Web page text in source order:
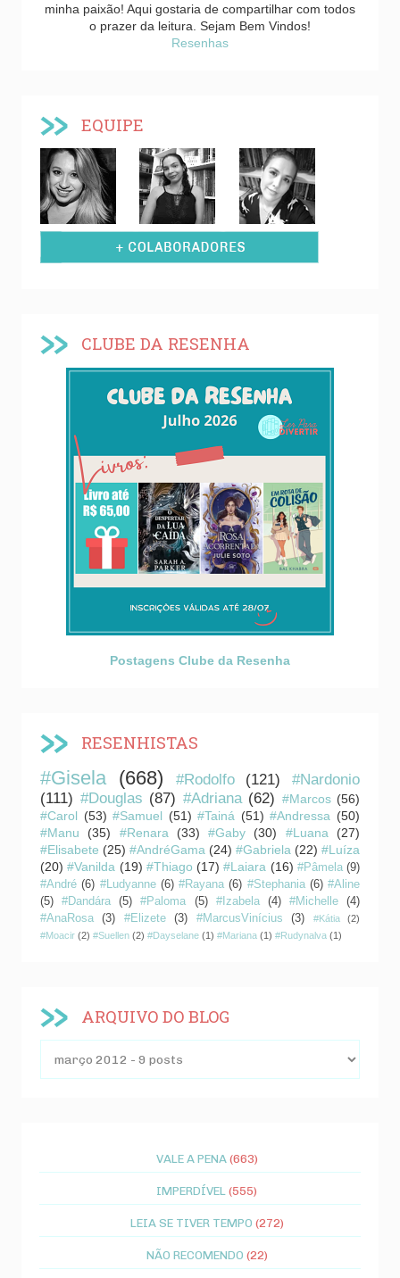
minha paixão! Aqui gostaria de compartilhar com todos
o prazer da leitura. Sejam Bem Vindos!
Resenhas
EQUIPE
CLUBE DA RESENHA
Postagens Clube da Resenha
RESENHISTAS
#Gisela (668) #Rodolfo (121)
#Nardonio
(111) #Douglas (87) #Adriana (62) #Marcos (56)
#Carol (53) #Samuel (51) #Tainá (51) #Andressa (50)
#Manu
(35) #Renara (33) #Gaby (30) #Luana
(27)
#Elisabete (25) #AndréGama (24) #Gabriela (22) #Luíza
(20) #Vanilda (19) #Thiago (17) #Laiara (16) #Pâmela (9)
#André (6) #Ludyanne (6) #Rayana (6) #Stephania (6) #Aline
(5)
#Dandára (5) #Paloma (5) #Izabela (4) #Michelle
(4)
#AnaRosa
(3) #Elizete (3) #MarcusVinícius (3) #Kátia
(2)
#Moacir (2) #Suellen (2) #Dayselane (1) #Mariana (1) #Rudynalva (1)
ARQUIVO DO BLOG
VALE A PENA (663)
IMPERDÍVEL (555)
LEIA SE TIVER TEMPO (272)
NÃO RECOMENDO (22)